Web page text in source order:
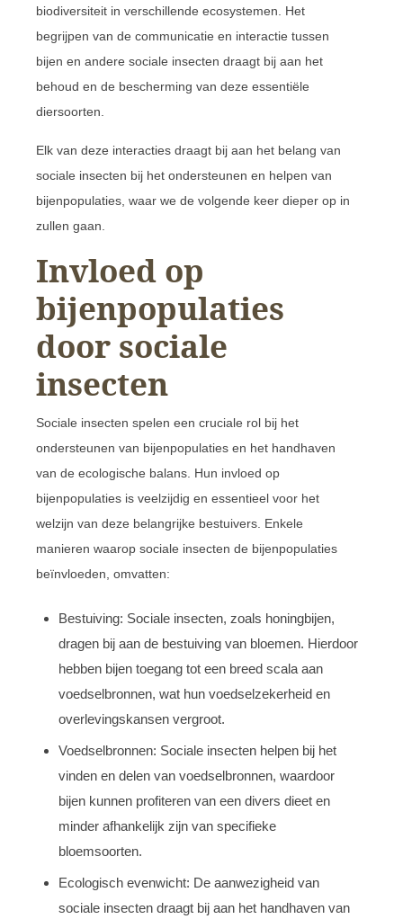
biodiversiteit in verschillende ecosystemen. Het
begrijpen van de communicatie en interactie tussen
bijen en andere sociale insecten draagt bij aan het
behoud en de bescherming van deze essentiële
diersoorten.
Elk van deze interacties draagt bij aan het belang van
sociale insecten bij het ondersteunen en helpen van
bijenpopulaties, waar we de volgende keer dieper op in
zullen gaan.
Invloed op
bijenpopulaties
door sociale
insecten
Sociale insecten spelen een cruciale rol bij het
ondersteunen van bijenpopulaties en het handhaven
van de ecologische balans. Hun invloed op
bijenpopulaties is veelzijdig en essentieel voor het
welzijn van deze belangrijke bestuivers. Enkele
manieren waarop sociale insecten de bijenpopulaties
beïnvloeden, omvatten:
Bestuiving: Sociale insecten, zoals honingbijen,
dragen bij aan de bestuiving van bloemen. Hierdoor
hebben bijen toegang tot een breed scala aan
voedselbronnen, wat hun voedselzekerheid en
overlevingskansen vergroot.
Voedselbronnen: Sociale insecten helpen bij het
vinden en delen van voedselbronnen, waardoor
bijen kunnen profiteren van een divers dieet en
minder afhankelijk zijn van specifieke
bloemsoorten.
Ecologisch evenwicht: De aanwezigheid van
sociale insecten draagt bij aan het handhaven van